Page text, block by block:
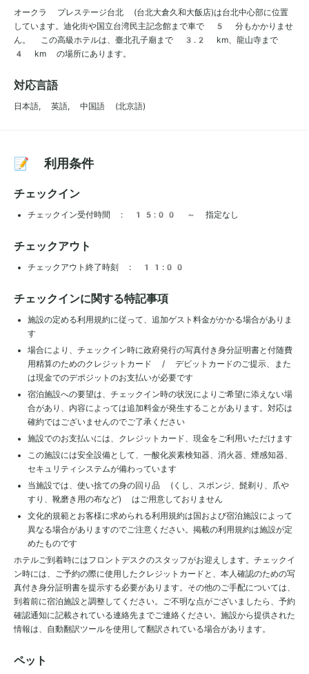
オークラ プレステージ台北 (台北大倉久和大飯店)は台北中心部に位置
しています。迪化街や国立台湾民主記念館まで車で 5 分もかかりませ
ん。 この高級ホテルは、臺北孔子廟まで 3.2 km、龍山寺まで
4 km の場所にあります。
対応言語
日本語, 英語, 中国語 (北京語)
📝 利用条件
チェックイン
チェックイン受付時間 : 15:00 ～ 指定なし
チェックアウト
チェックアウト終了時刻 : 11:00
チェックインに関する特記事項
施設の定める利用規約に従って、追加ゲスト料金がかかる場合がありま
す
場合により、チェックイン時に政府発行の写真付き身分証明書と付随費
用精算のためのクレジットカード / デビットカードのご提示、また
は現金でのデポジットのお支払いが必要です
宿泊施設への要望は、チェックイン時の状況によりご希望に添えない場
合があり、内容によっては追加料金が発生することがあります。対応は
確約ではございませんのでご了承ください
施設でのお支払いには、クレジットカード、現金をご利用いただけます
この施設には安全設備として、一酸化炭素検知器、消火器、煙感知器、
セキュリティシステムが備わっています
当施設では、使い捨ての身の回り品 (くし、スポンジ、髭剃り、爪や
すり、靴磨き用の布など) はご用意しておりません
文化的規範とお客様に求められる利用規約は国および宿泊施設によって
異なる場合がありますのでご注意ください。掲載の利用規約は施設が定
めたものです
ホテルご到着時にはフロントデスクのスタッフがお迎えします。チェックイ
ン時には、ご予約の際に使用したクレジットカードと、本人確認のための写
真付き身分証明書を提示する必要があります。その他のご手配については、
到着前に宿泊施設と調整してください。ご不明な点がございましたら、予約
確認通知に記載されている連絡先までご連絡ください。施設から提供された
情報は、自動翻訳ツールを使用して翻訳されている場合があります。
ペット